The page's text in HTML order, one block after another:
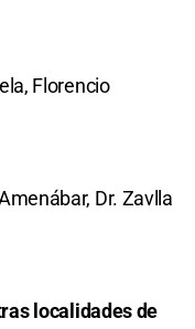
Florencio
Dr. Zavlla
localidades de